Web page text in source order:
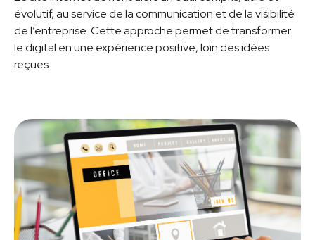
évolutif, au service de la communication et de la visibilité
de l’entreprise. Cette approche permet de transformer
le digital en une expérience positive, loin des idées
reçues.